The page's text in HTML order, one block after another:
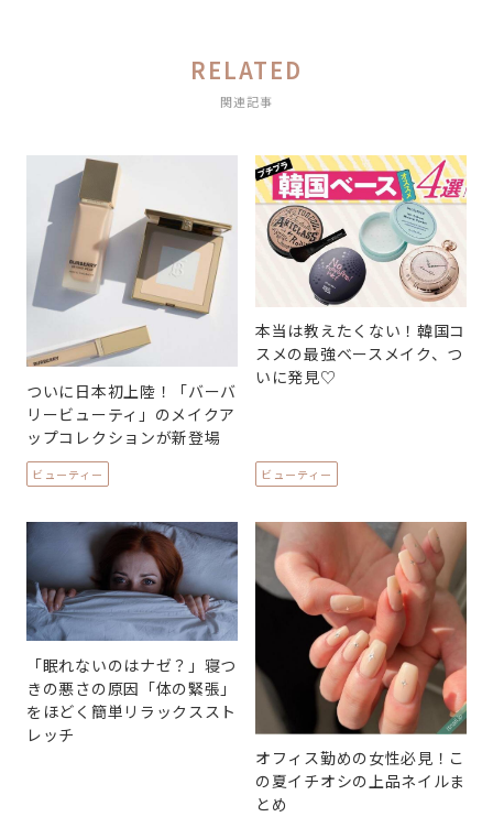
RELATED
関連記事
ついに日本初上陸！「バーバ
リービューティ」のメイクア
ップコレクションが新登場
ビューティー
本当は教えたくない！韓国コ
スメの最強ベースメイク、つ
いに発見♡
ビューティー
「眠れないのはナゼ？」寝つ
きの悪さの原因「体の緊張」
をほどく簡単リラックススト
レッチ
オフィス勤めの女性必見！こ
の夏イチオシの上品ネイルま
とめ